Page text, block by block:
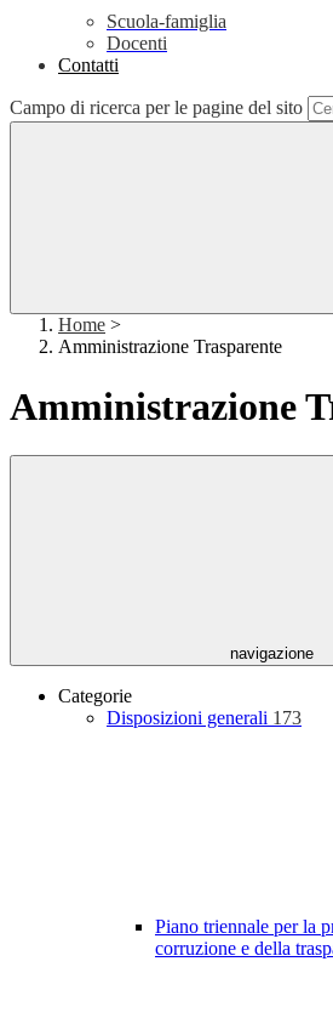
Scuola-famiglia
Docenti
Contatti
Campo di ricerca per le pagine del sito
Home >
Amministrazione Trasparente
Amministrazione
navigazione
Categorie
Disposizioni generali 173
Piano triennale per la
corruzione e della